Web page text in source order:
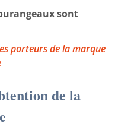
sont
porteurs de la marque
de la